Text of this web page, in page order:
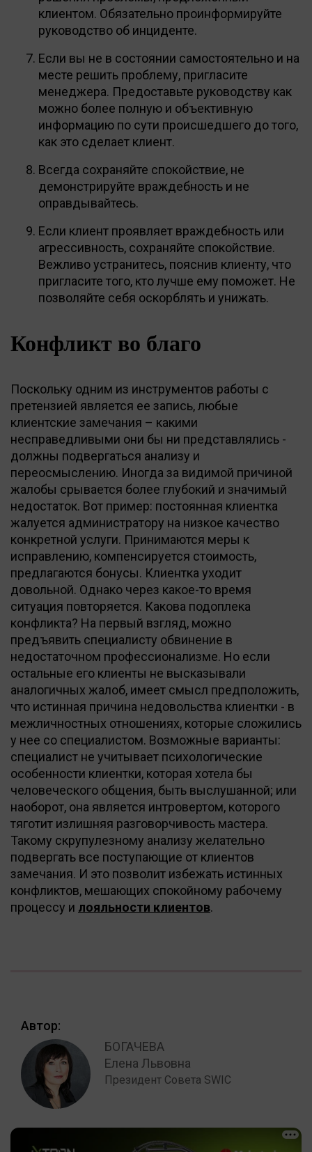
клиентом. Обязательно проинформируйте
руководство об инциденте.
Если вы не в состоянии самостоятельно и на
месте решить проблему, пригласите
менеджера. Предоставьте руководству как
можно более полную и объективную
информацию по сути происшедшего до того,
как это сделает клиент.
Всегда сохраняйте спокойствие, не
демонстрируйте враждебность и не
оправдывайтесь.
Если клиент проявляет враждебность или
агрессивность, сохраняйте спокойствие.
Вежливо устранитесь, пояснив клиенту, что
пригласите того, кто лучше ему поможет. Не
позволяйте себя оскорблять и унижать.
Конфликт во благо
Поскольку одним из инструментов работы с
претензией является ее запись, любые
клиентские замечания – какими
несправедливыми они бы ни представлялись -
должны подвергаться анализу и
переосмыслению. Иногда за видимой причиной
жалобы срывается более глубокий и значимый
недостаток. Вот пример: постоянная клиентка
жалуется администратору на низкое качество
конкретной услуги. Принимаются меры к
исправлению, компенсируется стоимость,
предлагаются бонусы. Клиентка уходит
довольной. Однако через какое-то время
ситуация повторяется. Какова подоплека
конфликта? На первый взгляд, можно
предъявить специалисту обвинение в
недостаточном профессионализме. Но если
остальные его клиенты не высказывали
аналогичных жалоб, имеет смысл предположить,
что истинная причина недовольства клиентки - в
межличностных отношениях, которые сложились
у нее со специалистом. Возможные варианты:
специалист не учитывает психологические
особенности клиентки, которая хотела бы
человеческого общения, быть выслушанной; или
наоборот, она является интровертом, которого
тяготит излишняя разговорчивость мастера.
Такому скрупулезному анализу желательно
подвергать все поступающие от клиентов
замечания. И это позволит избежать истинных
конфликтов, мешающих спокойному рабочему
процессу и лояльности клиентов.
Автор:
БОГАЧЕВА
Елена Львовна
Президент Совета SWIC